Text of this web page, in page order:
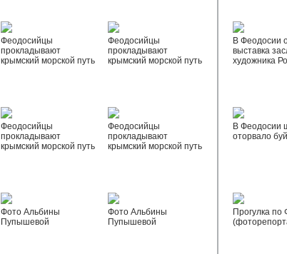
Феодосийцы
прокладывают
крымский морской путь
Феодосийцы
прокладывают
крымский морской путь
Феодосийцы
прокладывают
крымский морской путь
Феодосийцы
прокладывают
крымский морской путь
Фото Альбины
Пупышевой
Фото Альбины
Пупышевой
В Феодосии
выставка
художника
В Феодосии
оторвало
Прогулка по